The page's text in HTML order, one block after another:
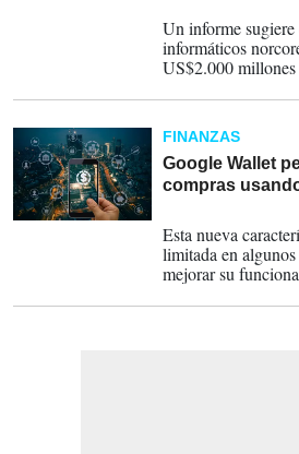
Un informe sugiere
informáticos
US$2.000
FINANZAS
Google Wallet
compras
Esta nueva
limitada en
mejorar su